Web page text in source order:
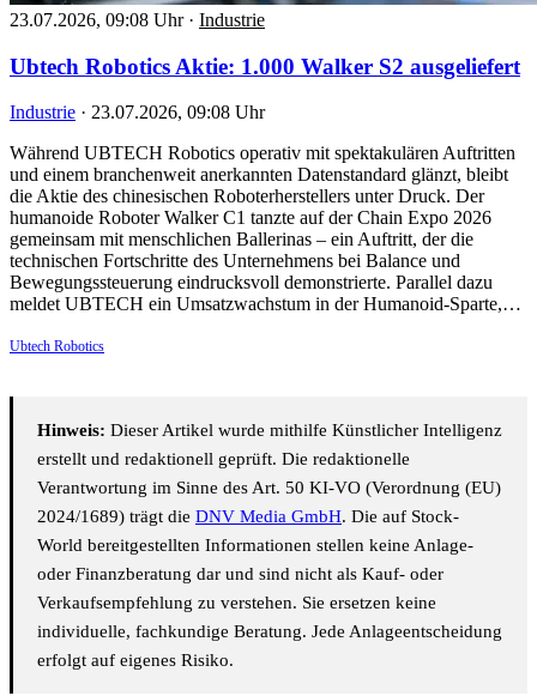
23.07.2026, 09:08 Uhr · Industrie
Ubtech Robotics Aktie: 1.000 Walker S2 ausgeliefert
Industrie · 23.07.2026, 09:08 Uhr
Während UBTECH Robotics operativ mit spektakulären Auftritten
und einem branchenweit anerkannten Datenstandard glänzt, bleibt
die Aktie des chinesischen Roboterherstellers unter Druck. Der
humanoide Roboter Walker C1 tanzte auf der Chain Expo 2026
gemeinsam mit menschlichen Ballerinas – ein Auftritt, der die
technischen Fortschritte des Unternehmens bei Balance und
Bewegungssteuerung eindrucksvoll demonstrierte. Parallel dazu
meldet UBTECH ein Umsatzwachstum in der Humanoid-Sparte,…
Ubtech Robotics
Hinweis: Dieser Artikel wurde mithilfe Künstlicher Intelligenz
erstellt und redaktionell geprüft. Die redaktionelle
Verantwortung im Sinne des Art. 50 KI-VO (Verordnung (EU)
2024/1689) trägt die DNV Media GmbH. Die auf Stock-
World bereitgestellten Informationen stellen keine Anlage-
oder Finanzberatung dar und sind nicht als Kauf- oder
Verkaufsempfehlung zu verstehen. Sie ersetzen keine
individuelle, fachkundige Beratung. Jede Anlageentscheidung
erfolgt auf eigenes Risiko.